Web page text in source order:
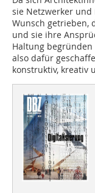
sie Netzwerker und
Wunsch getrieben,
und sie ihre
Haltung
also dafür
konstruktiv, kreativ